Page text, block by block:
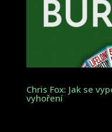
Chris Fox: Jak se
vyhoření